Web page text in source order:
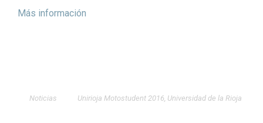
Más información
Noticias Unirioja Motostudent 2016, Universidad de la Rioja